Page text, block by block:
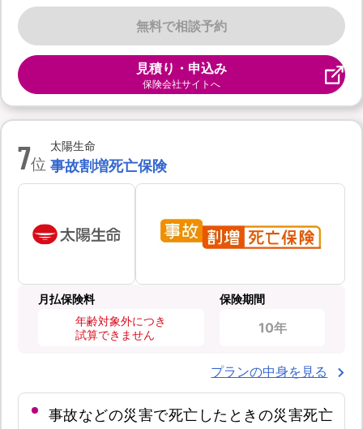
無料で相談予約
見積り・申込み
保険会社サイトへ
7位
太陽生命
事故割増死亡保険
月払保険料
年齢対象外につき
試算できません
保険期間
10年
プランの中身を見る
事故などの災害で死亡したときの災害死亡